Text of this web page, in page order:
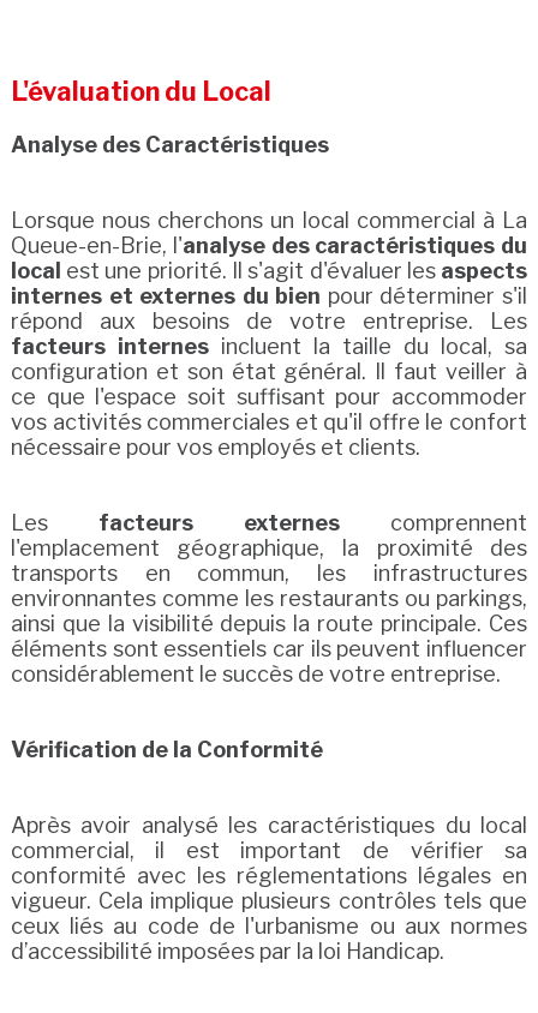
L'évaluation du Local
Analyse des Caractéristiques
Lorsque nous cherchons un local commercial à La
Queue-en-Brie, l'analyse des caractéristiques du
local est une priorité. Il s'agit d'évaluer les aspects
internes et externes du bien pour déterminer s'il
répond aux besoins de votre entreprise. Les
facteurs internesincluent la taille du local, sa
configuration et son état général. Il faut veiller à
ce que l'espace soit suffisant pour accommoder
vos activités commerciales et qu'il offre le confort
nécessaire pour vos employés et clients.
Les facteurs externes comprennent
l'emplacement géographique, la proximité des
transports en commun, les infrastructures
environnantes comme les restaurants ou parkings,
ainsi que la visibilité depuis la route principale. Ces
éléments sont essentiels car ils peuvent influencer
considérablement le succès de votre entreprise.
Vérification de la Conformité
Après avoir analysé les caractéristiques du local
commercial, il est important de vérifier sa
conformité avec les réglementations légales en
vigueur. Cela implique plusieurs contrôles tels que
ceux liés au code de l'urbanisme ou aux normes
d’accessibilité imposées par la loi Handicap.